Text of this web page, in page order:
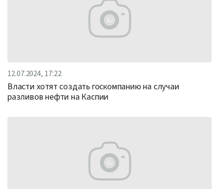
12.07.2024, 17:22
Власти хотят создать госкомпанию на случаи
разливов нефти на Каспии